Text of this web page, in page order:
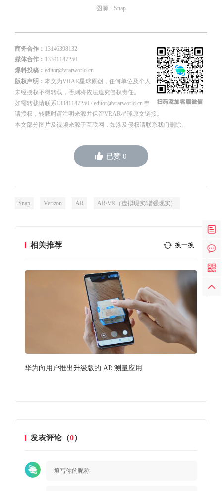
图源：Snap
商务合作： 13146398132
媒体合作： 13341147250
爆料投稿： editor@vrarworld.cn
版权声明： 本文为VRAR星球原创，任何单位及个人
未经授权不得转载，否则将依法追究侵权责任。
如需转载请联系13341147250 / editor@vrarworld.cn 申
请授权，转载时请注明来源并保留VRAR星球原文链接。
本文部分图片及视频来源于互联网，如涉及侵权请联系我们删除。
已赞 0
Snap Verizon AR AR/VR（虚拟现实/增强现实）
相关推荐 换一换
华为向用户推出升级版的 AR 测量应用
发表评论（0）